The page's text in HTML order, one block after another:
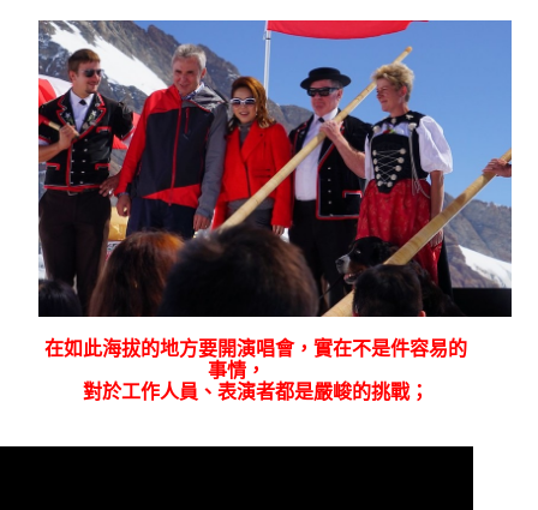
在如此海拔的地方要開演唱會，實在不是件容易的
事情，
對於工作人員、表演者都是嚴峻的挑戰；